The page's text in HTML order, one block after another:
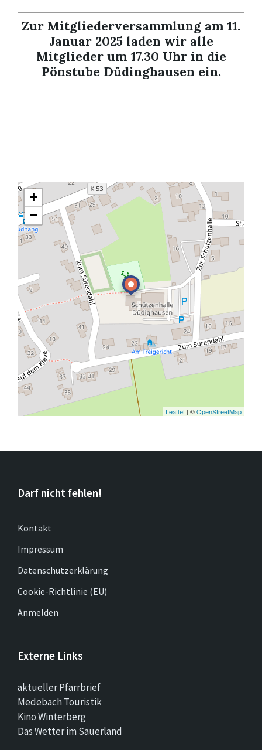
Zur Mitgliederversammlung am 11.
Januar 2025 laden wir alle
Mitglieder um 17.30 Uhr in die
Pönstube Düdinghausen ein.
+
−
Leaflet | ©OpenStreetMap
Darf nicht fehlen!
Kontakt
Impressum
Datenschutzerklärung
Cookie-Richtlinie (EU)
Anmelden
Externe Links
aktueller Pfarrbrief
Medebach Touristik
Kino Winterberg
Das Wetter im Sauerland